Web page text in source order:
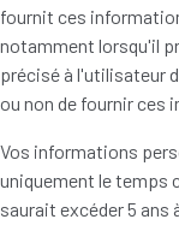
fournit ces
notamment lorsqu'il
précisé à l'utilisateur
ou non de fournir ces
Vos informations
uniquement le temps
saurait excéder 5 ans